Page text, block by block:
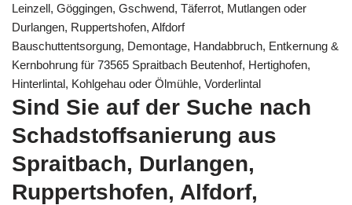
Leinzell, Göggingen, Gschwend, Täferrot, Mutlangen oder
Durlangen, Ruppertshofen, Alfdorf
Bauschuttentsorgung, Demontage, Handabbruch, Entkernung &
Kernbohrung für 73565 Spraitbach Beutenhof, Hertighofen,
Hinterlintal, Kohlgehau oder Ölmühle, Vorderlintal
Sind Sie auf der Suche nach
Schadstoffsanierung aus
Spraitbach, Durlangen,
Ruppertshofen, Alfdorf,